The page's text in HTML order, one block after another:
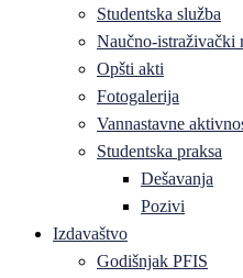
Studentska služba
Naučno-istraživački
Opšti akti
Fotogalerija
Vannastavne
Studentska praksa
Dešavanja
Pozivi
Izdavaštvo
Godišnjak PFIS